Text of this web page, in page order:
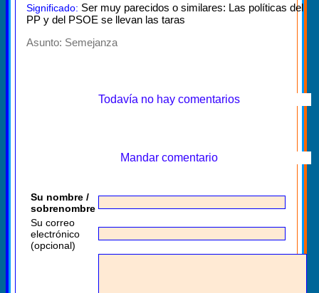
Significado: Ser muy parecidos o similares: Las políticas del
PP y del PSOE se llevan las taras
Asunto: Semejanza
Todavía no hay comentarios
Mandar comentario
Su nombre /
sobrenombre
Su correo
electrónico
(opcional)